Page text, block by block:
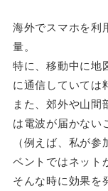
海外でスマホを利
量。
特に、移動中に地
に通信していては
また、郊外や山
は電波が届かない
（例えば、私が
ベントではネット
そんな時に効果を